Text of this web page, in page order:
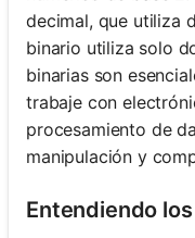
decimal, que utiliza
binario utiliza solo
binarias son
trabaje con
procesamiento de
manipulación y
Entendiendo